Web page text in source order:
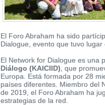
El Foro Abraham ha sido
Dialogue, evento que tuvo
El Network for Dialogue es una
Diálogo (KAICIID) , que
Europa. Está formada por 28
países diferentes. Miembro del
de 2019, el Foro Abraham ha
estrategias de la red.